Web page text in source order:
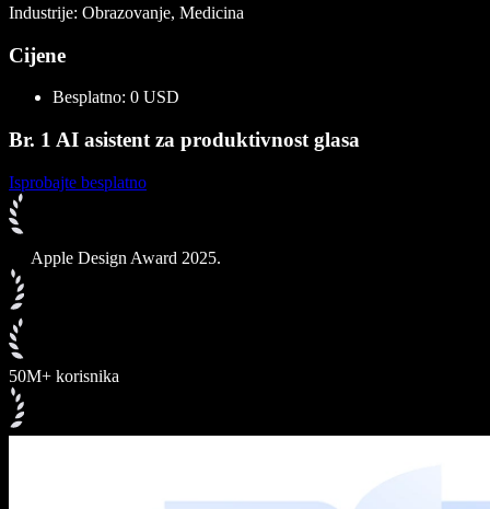
Industrije: Obrazovanje, Medicina
Cijene
Besplatno: 0 USD
Br. 1 AI asistent za produktivnost glasa
Isprobajte besplatno
Apple Design Award 2025.
50M+ korisnika